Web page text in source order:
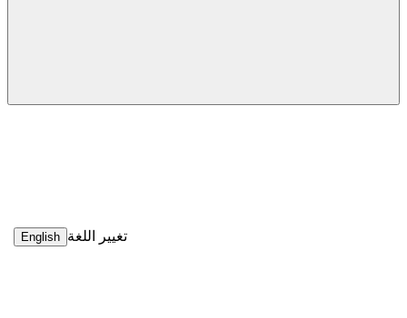
تغيير اللغة English